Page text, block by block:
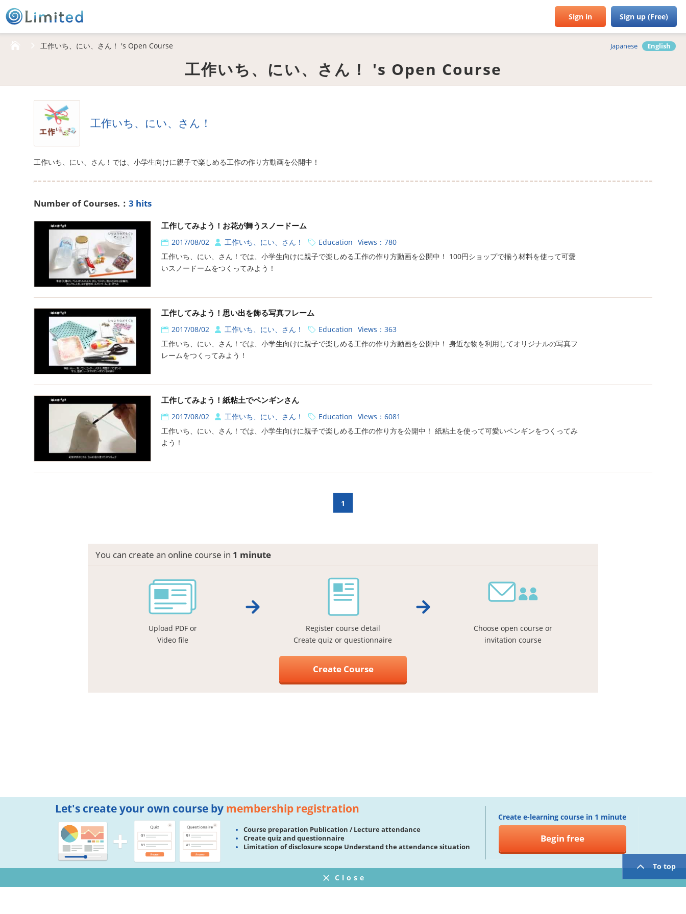
Sign in Sign up (Free)
HOME工作いち、にい、さん！ 's Open Course
工作いち、にい、さん！ 's Open Course
Japanese English
工作いち、にい、さん！
工作いち、にい、さん！では、小学生向けに親子で楽しめる工作の作り方動画を公開中！
Number of Courses.： 3 hits
工作してみよう！お花が舞うスノードーム
2017/08/02 工作いち、にい、さん！ Education Views：780
工作いち、にい、さん！では、小学生向けに親子で楽しめる工作の作り方動画を公開中！ 100円ショップで揃う材料を使って可愛
いスノードームをつくってみよう！
工作してみよう！思い出を飾る写真フレーム
2017/08/02 工作いち、にい、さん！ Education Views：363
工作いち、にい、さん！では、小学生向けに親子で楽しめる工作の作り方動画を公開中！ 身近な物を利用してオリジナルの写真フ
レームをつくってみよう！
工作してみよう！紙粘土でペンギンさん
2017/08/02 工作いち、にい、さん！ Education Views：6081
工作いち、にい、さん！では、小学生向けに親子で楽しめる工作の作り方を公開中！ 紙粘土を使って可愛いペンギンをつくってみ
よう！
1
You can create an online course in 1 minute
Upload PDF or
Video file
Register course detail
Create quiz or questionnaire
Choose open course or
invitation course
Create Course
To top
Let's create your own course by membership registration
Course preparation Publication / Lecture attendance
Create quiz and questionnaire
Limitation of disclosure scope Understand the attendance situation
Create e-learning course in 1 minute
Begin free
Close